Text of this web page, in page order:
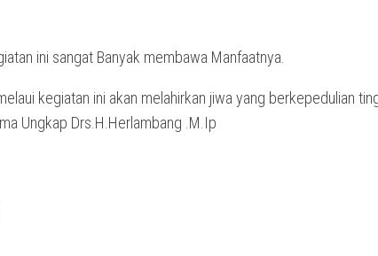
ini sangat Banyak membawa Manfaatnya.
kegiatan ini akan melahirkan jiwa yang berkepedulian
Ungkap Drs.H.Herlambang .M.Ip